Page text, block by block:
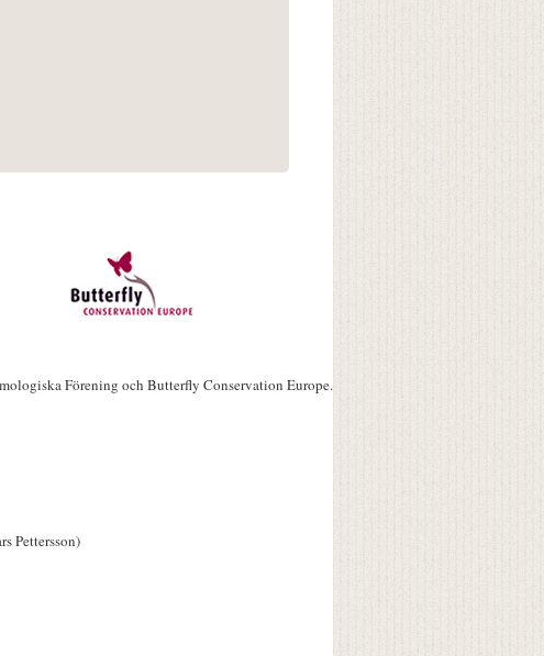
Förening och Butterfly Conservation Europe.
Pettersson)